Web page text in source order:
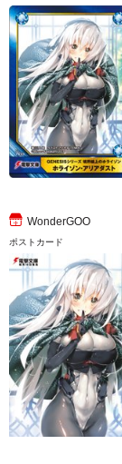
WonderGOO
ポストカード